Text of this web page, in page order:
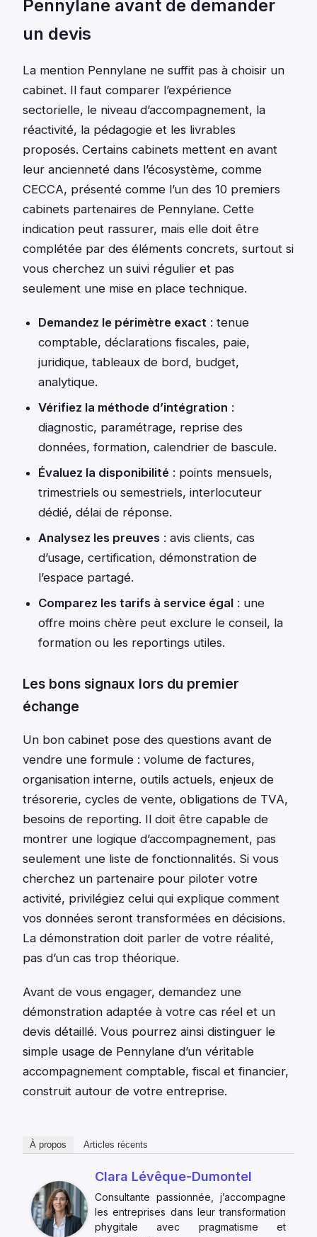
Pennylane avant de demander
un devis
La mention Pennylane ne suffit pas à choisir un
cabinet. Il faut comparer l’expérience
sectorielle, le niveau d’accompagnement, la
réactivité, la pédagogie et les livrables
proposés. Certains cabinets mettent en avant
leur ancienneté dans l’écosystème, comme
CECCA, présenté comme l’un des 10 premiers
cabinets partenaires de Pennylane. Cette
indication peut rassurer, mais elle doit être
complétée par des éléments concrets, surtout si
vous cherchez un suivi régulier et pas
seulement une mise en place technique.
Demandez le périmètre exact : tenue
comptable, déclarations fiscales, paie,
juridique, tableaux de bord, budget,
analytique.
Vérifiez la méthode d’intégration :
diagnostic, paramétrage, reprise des
données, formation, calendrier de bascule.
Évaluez la disponibilité : points mensuels,
trimestriels ou semestriels, interlocuteur
dédié, délai de réponse.
Analysez les preuves : avis clients, cas
d’usage, certification, démonstration de
l’espace partagé.
Comparez les tarifs à service égal : une
offre moins chère peut exclure le conseil, la
formation ou les reportings utiles.
Les bons signaux lors du premier
échange
Un bon cabinet pose des questions avant de
vendre une formule : volume de factures,
organisation interne, outils actuels, enjeux de
trésorerie, cycles de vente, obligations de TVA,
besoins de reporting. Il doit être capable de
montrer une logique d’accompagnement, pas
seulement une liste de fonctionnalités. Si vous
cherchez un partenaire pour piloter votre
activité, privilégiez celui qui explique comment
vos données seront transformées en décisions.
La démonstration doit parler de votre réalité,
pas d’un cas trop théorique.
Avant de vous engager, demandez une
démonstration adaptée à votre cas réel et un
devis détaillé. Vous pourrez ainsi distinguer le
simple usage de Pennylane d’un véritable
accompagnement comptable, fiscal et financier,
construit autour de votre entreprise.
À propos Articles récents
Clara Lévêque-Dumontel
Consultante passionnée, j’accompagne
les entreprises dans leur transformation
phygitale avec pragmatisme et